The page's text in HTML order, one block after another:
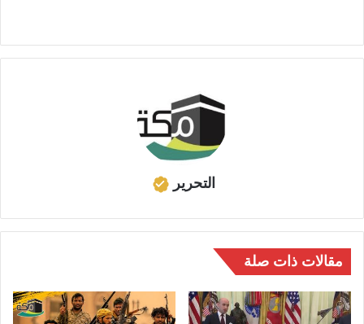
التحرير
مقالات ذات صلة